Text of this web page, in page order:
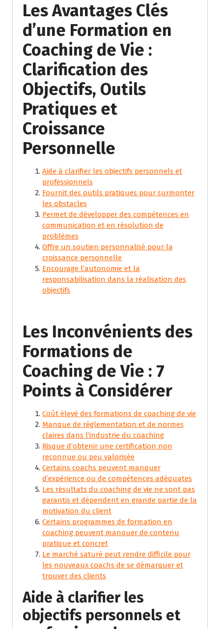
Les Avantages Clés
d’une Formation en
Coaching de Vie :
Clarification des
Objectifs, Outils
Pratiques et
Croissance
Personnelle
Aide à clarifier les objectifs personnels et
professionnels
Fournit des outils pratiques pour surmonter
les obstacles
Permet de développer des compétences en
communication et en résolution de
problèmes
Offre un soutien personnalisé pour la
croissance personnelle
Encourage l’autonomie et la
responsabilisation dans la réalisation des
objectifs
Les Inconvénients des
Formations de
Coaching de Vie : 7
Points à Considérer
Coût élevé des formations de coaching de vie
Manque de réglementation et de normes
claires dans l’industrie du coaching
Risque d’obtenir une certification non
reconnue ou peu valorisée
Certains coachs peuvent manquer
d’expérience ou de compétences adéquates
Les résultats du coaching de vie ne sont pas
garantis et dépendent en grande partie de la
motivation du client
Certains programmes de formation en
coaching peuvent manquer de contenu
pratique et concret
Le marché saturé peut rendre difficile pour
les nouveaux coachs de se démarquer et
trouver des clients
Aide à clarifier les
objectifs personnels et